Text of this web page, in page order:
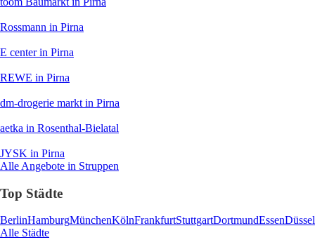
Rossmann in Pirna
E centerin Pirna
REWE in Pirna
dm-drogerie markt in Pirna
aetka in Rosenthal-Bielatal
JYSK in Pirna
Alle Angebote in Struppen
Top Städte
BerlinHamburgMünchenKölnFrankfurtStuttgartDortmundEssen
Alle Städte